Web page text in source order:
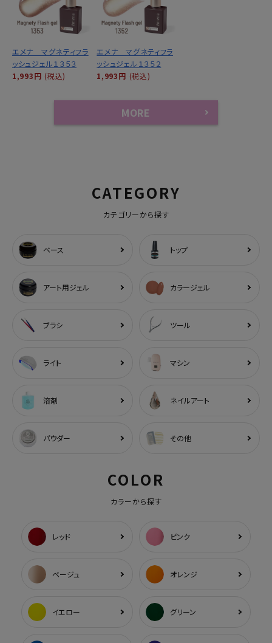
エメナ マグネティフラ
ッシュジェル１３５３
1,993円 (税込)
エメナ マグネティフラ
ッシュジェル１３５２
1,993円 (税込)
MORE
CATEGORY
カテゴリーから探す
ベース トップ
アート用ジェル カラージェル
ブラシ ツール
ライト マシン
溶剤 ネイルアート
パウダー その他
COLOR
カラーから探す
レッド ピンク
ベージュ オレンジ
イエロー グリーン